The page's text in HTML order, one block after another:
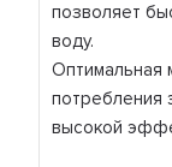
позволяет
воду.
Оптимальная
потребления
высокой